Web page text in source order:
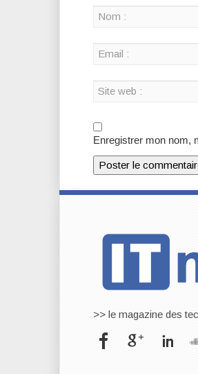
Enregistrer mon nom,
>> le magazine des